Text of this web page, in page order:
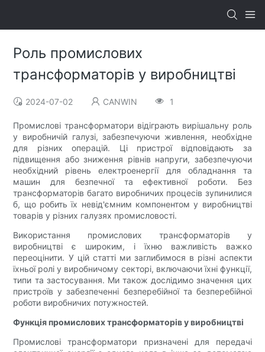
Роль промислових
трансформаторів у виробництві
2024-07-02 CANWIN 1
Промислові трансформатори відіграють вирішальну роль
у виробничій галузі, забезпечуючи живлення, необхідне
для різних операцій. Ці пристрої відповідають за
підвищення або зниження рівнів напруги, забезпечуючи
необхідний рівень електроенергії для обладнання та
машин для безпечної та ефективної роботи. Без
трансформаторів багато виробничих процесів зупинилися
б, що робить їх невід'ємним компонентом у виробництві
товарів у різних галузях промисловості.
Використання промислових трансформаторів у
виробництві є широким, і їхню важливість важко
переоцінити. У цій статті ми заглибимося в різні аспекти
їхньої ролі у виробничому секторі, включаючи їхні функції,
типи та застосування. Ми також дослідимо значення цих
пристроїв у забезпеченні безперебійної та безперебійної
роботи виробничих потужностей.
Функція промислових трансформаторів у виробництві
Промислові трансформатори призначені для передачі